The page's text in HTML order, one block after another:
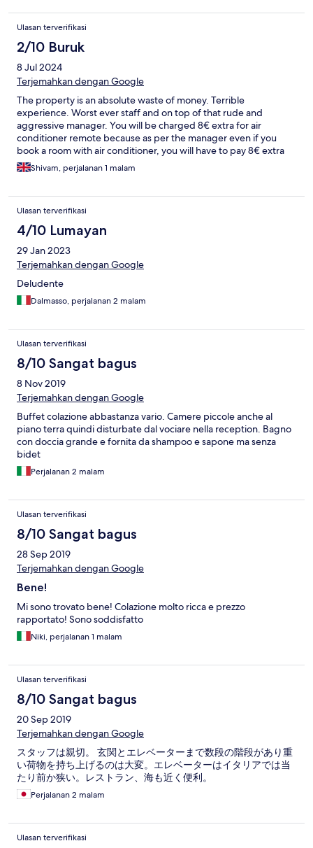
Ulasan terverifikasi
2/10 Buruk
8 Jul 2024
Terjemahkan dengan Google
The property is an absolute waste of money. Terrible
experience. Worst ever staff and on top of that rude and
aggressive manager. You will be charged 8€ extra for air
conditioner remote because as per the manager even if you
book a room with air conditioner, you will have to pay 8€ extra
for remote or to switch it on. We were also refused breakfast
buffet even after paying extra for the breakfast at the time of
aggressive and will make sure he takes every step to insult and
humiliate you. He even lies, put blame for small things as asking
coffee from him (paid ofcourse) when his staff fails to understnd
our request. According to him he is some God who can't be
approached directly by the customers. Most welcome to book it
for aweful, insultful and terrible experience
Shivam, perjalanan 1 malam
Ulasan terverifikasi
4/10 Lumayan
29 Jan 2023
Terjemahkan dengan Google
Deludente
Dalmasso, perjalanan 2 malam
Ulasan terverifikasi
8/10 Sangat bagus
8 Nov 2019
Terjemahkan dengan Google
Buffet colazione abbastanza vario. Camere piccole anche al
piano terra quindi disturbate dal vociare nella reception. Bagno
con doccia grande e fornita da shampoo e sapone ma senza
bidet
Perjalanan 2 malam
Ulasan terverifikasi
8/10 Sangat bagus
28 Sep 2019
Terjemahkan dengan Google
Bene!
Mi sono trovato bene! Colazione molto ricca e prezzo
rapportato! Sono soddisfatto
Niki, perjalanan 1 malam
Ulasan terverifikasi
8/10 Sangat bagus
20 Sep 2019
Terjemahkan dengan Google
スタッフは親切。 玄関とエレベーターまで数段の階段があり重
い荷物を持ち上げるのは大変。エレベーターはイタリアでは当
たり前か狭い。レストラン、海も近く便利。
Perjalanan 2 malam
Ulasan terverifikasi